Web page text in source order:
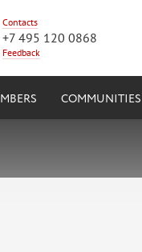
Contacts
+7 495 120 0868
Feedback
COMMUNITIES